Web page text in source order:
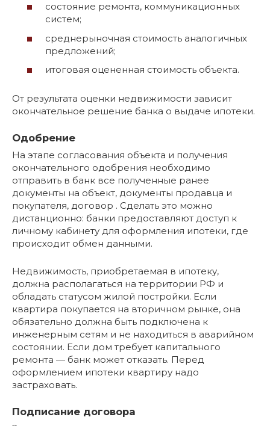
состояние ремонта, коммуникационных
систем;
среднерыночная стоимость аналогичных
предложений;
итоговая оцененная стоимость объекта.
От результата оценки недвижимости зависит
окончательное решение банка о выдаче ипотеки.
Одобрение
На этапе согласования объекта и получения
окончательного одобрения необходимо
отправить в банк все полученные ранее
документы на объект, документы продавца и
покупателя, договор . Сделать это можно
дистанционно: банки предоставляют доступ к
личному кабинету для оформления ипотеки, где
происходит обмен данными.
Недвижимость, приобретаемая в ипотеку,
должна располагаться на территории РФ и
обладать статусом жилой постройки. Если
квартира покупается на вторичном рынке, она
обязательно должна быть подключена к
инженерным сетям и не находиться в аварийном
состоянии. Если дом требует капитального
ремонта — банк может отказать. Перед
оформлением ипотеки квартиру надо
застраховать.
Подписание договора